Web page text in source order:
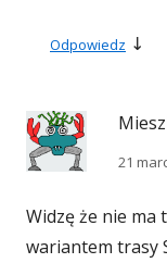
Odpowiedz ↓
21
Widzę że nie
wariantem trasy